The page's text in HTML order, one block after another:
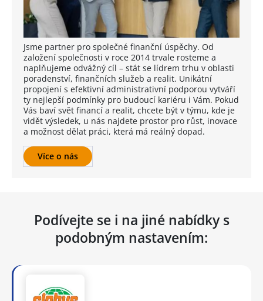
Jsme partner pro společné finanční úspěchy. Od
založení společnosti v roce 2014 trvale rosteme a
naplňujeme odvážný cíl – stát se lídrem trhu v oblasti
poradenství, finančních služeb a realit. Unikátní
propojení s efektivní administrativní podporou vytváří
ty nejlepší podmínky pro budoucí kariéru i Vám. Pokud
Vás baví svět financí a realit, chcete být v týmu, kde je
vidět výsledek, u nás najdete prostor pro růst, inovace
a možnost dělat práci, která má reálný dopad.
Více o nás
Podívejte se i na jiné nabídky s
podobným nastavením: